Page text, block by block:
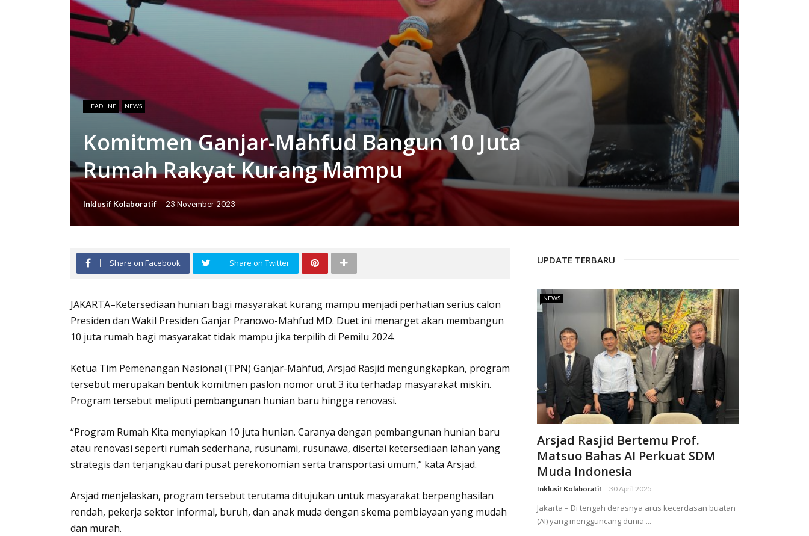
HEADLINE NEWS
Komitmen Ganjar-Mahfud Bangun 10 Juta
Rumah Rakyat Kurang Mampu
Inklusif Kolaboratif 23 November 2023
Share on Facebook Share on Twitter
JAKARTA–Ketersediaan hunian bagi masyarakat kurang mampu menjadi perhatian serius calon
Presiden dan Wakil Presiden Ganjar Pranowo-Mahfud MD. Duet ini menarget akan membangun
10 juta rumah bagi masyarakat tidak mampu jika terpilih di Pemilu 2024.
Ketua Tim Pemenangan Nasional (TPN) Ganjar-Mahfud, Arsjad Rasjid mengungkapkan, program
tersebut merupakan bentuk komitmen paslon nomor urut 3 itu terhadap masyarakat miskin.
Program tersebut meliputi pembangunan hunian baru hingga renovasi.
“Program Rumah Kita menyiapkan 10 juta hunian. Caranya dengan pembangunan hunian baru
atau renovasi seperti rumah sederhana, rusunami, rusunawa, disertai ketersediaan lahan yang
strategis dan terjangkau dari pusat perekonomian serta transportasi umum,” kata Arsjad.
Arsjad menjelaskan, program tersebut terutama ditujukan untuk masyarakat berpenghasilan
rendah, pekerja sektor informal, buruh, dan anak muda dengan skema pembiayaan yang mudah
dan murah.
UPDATE TERBARU
NEWS
Arsjad Rasjid Bertemu Prof.
Matsuo Bahas AI Perkuat SDM
Muda Indonesia
Inklusif Kolaboratif 30 April 2025
Jakarta – Di tengah derasnya arus kecerdasan buatan
(AI) yang mengguncang dunia ...